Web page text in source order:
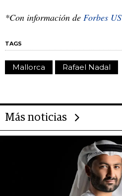
*Con información de Forbes US
TAGS
Mallorca Rafael Nadal
Más noticias